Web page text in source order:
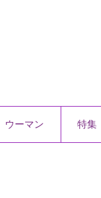
ウーマン 特集